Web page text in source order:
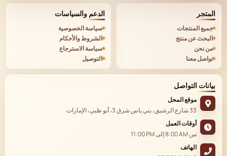
المتجر
جميع المنتجات
البحث عن منتج
من نحن
تواصل معنا
الدعم والسياسات
سياسة الخصوصية
الشروط والأحكام
سياسة الاسترجاع
التوصيل
بيانات التواصل
موقع المحل
33 شارع الرشيق، بني ياس شرق 3، أبو ظبي، الإمارات
أوقات العمل
من8:00 AMإلى11:00 PM
الهاتف